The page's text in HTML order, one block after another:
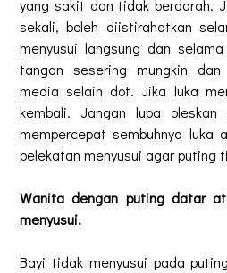
yang sakit dan tidak berdarah.
sekali, boleh diistirahatkan
menyusui langsung dan
tangan sesering mungkin dan
media selain dot. Jika luka
kembali. Jangan lupa
mempercepat sembuhnya luka
pelekatan menyusui agar puting
Wanita dengan puting datar
menyusui.
Bayi tidak menyusui pada